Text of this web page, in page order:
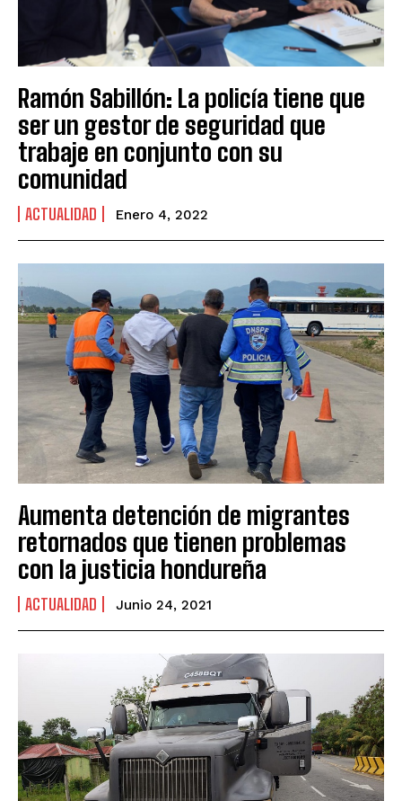
Ramón Sabillón: La policía tiene que
ser un gestor de seguridad que
trabaje en conjunto con su
comunidad
ACTUALIDAD Enero 4, 2022
Aumenta detención de migrantes
retornados que tienen problemas
con la justicia hondureña
ACTUALIDAD Junio 24, 2021